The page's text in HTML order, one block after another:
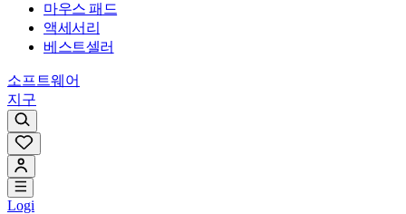
마우스 패드
액세서리
베스트셀러
소프트웨어
지구
Logi